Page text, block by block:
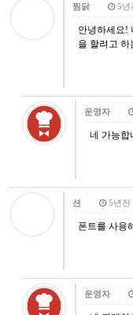
찜닭 5년
안녕하세요!
을 할려고 하
운영자
네 가능합
션 5년전
폰트를 사용
운영자